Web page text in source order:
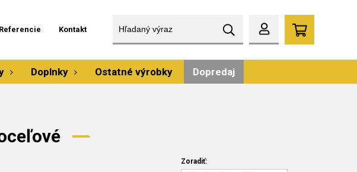
Referencie Kontakt
Doplnky Ostatné výrobky Dopredaj
Zoradiť: